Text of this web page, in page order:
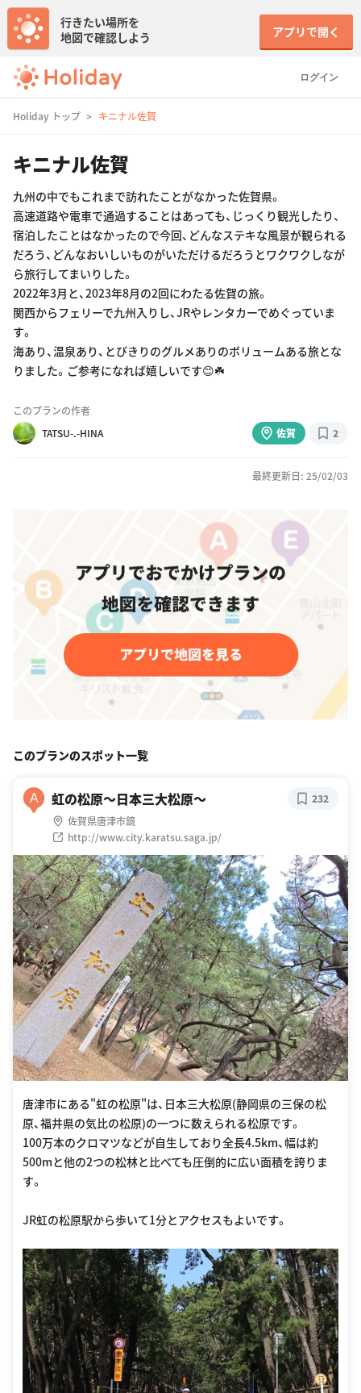
ログイン
行きたい場所を
地図で確認しよう
アプリで開く
Holiday トップ キニナル佐賀
キニナル佐賀
九州の中でもこれまで訪れたことがなかった佐賀県。
高速道路や電車で通過することはあっても、じっくり観光したり、
宿泊したことはなかったので今回、どんなステキな風景が観られる
だろう、どんなおいしいものがいただけるだろうとワクワクしなが
ら旅行してまいりした。
2022年3月と、2023年8月の2回にわたる佐賀の旅。
関西からフェリーで九州入りし、JRやレンタカーでめぐっていま
す。
海あり、温泉あり、とびきりのグルメありのボリュームある旅とな
りました。ご参考になれば嬉しいです😊☘️
このプランの作者
TATSU-.-HINA
佐賀 2
最終更新日: 25/02/03
このプランのスポット一覧
A 虹の松原〜日本三大松原〜
佐賀県唐津市鏡
http://www.city.karatsu.saga.jp/
232
唐津市にある"虹の松原"は、日本三大松原(静岡県の三保の松
原、福井県の気比の松原)の一つに数えられる松原です。
100万本のクロマツなどが自生しており全長4.5km、幅は約
500mと他の2つの松林と比べても圧倒的に広い面積を誇りま
す。
JR虹の松原駅から歩いて1分とアクセスもよいです。